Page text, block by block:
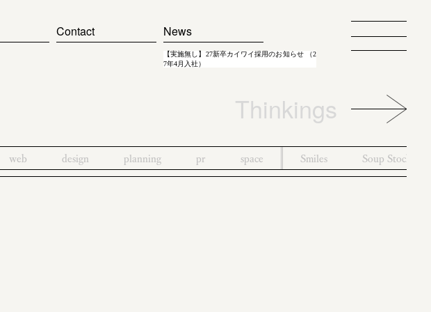
Contact News
【実施無し】27新卒カイワイ採用のお知らせ （2
7年4月入社）
Thinkings
web design planning pr space Smiles Soup Stock